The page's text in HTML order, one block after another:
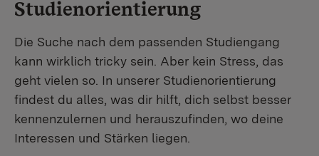
Studienorientierung
Die Suche nach dem passenden Studiengang
kann wirklich tricky sein. Aber kein Stress, das
geht vielen so. In unserer Studienorientierung
findest du alles, was dir hilft, dich selbst besser
kennenzulernen und herauszufinden, wo deine
Interessen und Stärken liegen.